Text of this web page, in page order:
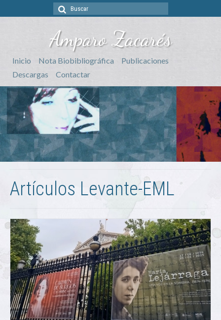
Buscar
Amparo Zacarés
Inicio Nota Biobibliográfica
Publicaciones
Descargas
Contactar
Artículos Levante-EML